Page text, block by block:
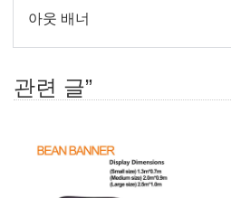
아웃 배너
관련 글”